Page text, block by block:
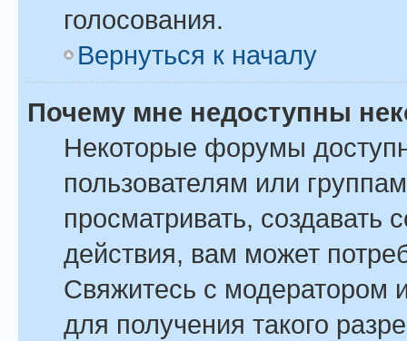
голосования.
Вернуться к началу
Почему мне недоступны
Некоторые форумы
пользователям или
просматривать, создавать
действия, вам может
Свяжитесь с модератором
для получения такого